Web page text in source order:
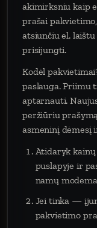
akimirksniu kaip
prašai
atsiunčiu el.
prisijungti.
Kodėl
paslauga. Priimu
aptarnauti.
peržiūriu
asmeninį dėmesį
Atidaryk
puslapyje ir
namų
Jei tinka —
pakvietimo